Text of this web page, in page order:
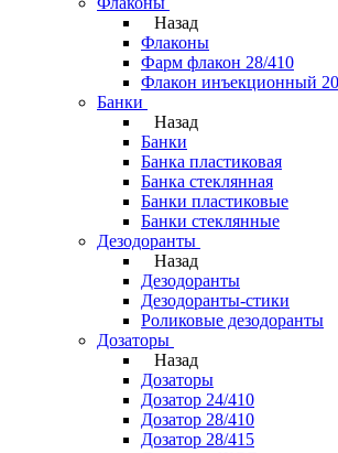
Назад
Флаконы
Фарм флакон 28/410
Флакон инъекционный 20
Банки
Назад
Банки
Банка пластиковая
Банка стеклянная
Банки пластиковые
Банки стеклянные
Дезодоранты
Назад
Дезодоранты
Дезодоранты-стики
Роликовые дезодоранты
Дозаторы
Назад
Дозаторы
Дозатор 24/410
Дозатор 28/410
Дозатор 28/415